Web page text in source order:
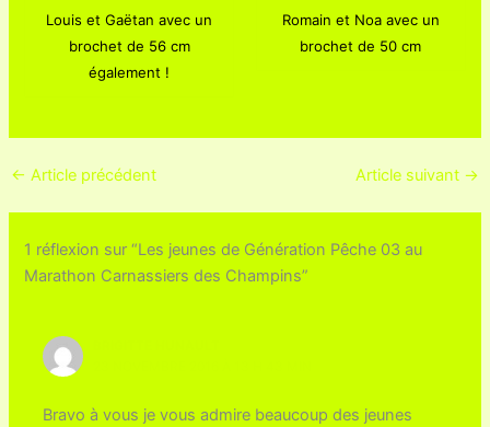
Louis et Gaëtan avec un
brochet de 56 cm
également !
Romain et Noa avec un
brochet de 50 cm
← Article précédent Article suivant →
1 réflexion sur “Les jeunes de Génération Pêche 03 au
Marathon Carnassiers des Champins”
Bravo à vous je vous admire beaucoup des jeunes